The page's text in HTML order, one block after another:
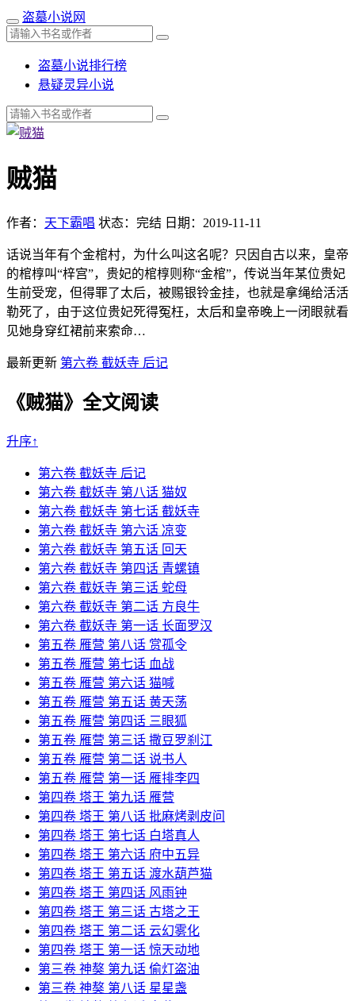
盗墓小说网
盗墓小说排行榜
悬疑灵异小说
贼猫
作者： 天下霸唱 状态：完结 日期：2019-11-11
话说当年有个金棺村，为什么叫这名呢？只因自古以来，皇帝
的棺椁叫“梓宫”，贵妃的棺椁则称“金棺”，传说当年某位贵妃
生前受宠，但得罪了太后，被赐银铃金挂，也就是拿绳给活活
勒死了，由于这位贵妃死得冤枉，太后和皇帝晚上一闭眼就看
见她身穿红裙前来索命…
最新更新 第六卷 截妖寺 后记
《贼猫》全文阅读
升序↑
第六卷 截妖寺 后记
第六卷 截妖寺 第八话 猫奴
第六卷 截妖寺 第七话 截妖寺
第六卷 截妖寺 第六话 凉变
第六卷 截妖寺 第五话 回天
第六卷 截妖寺 第四话 青螺镇
第六卷 截妖寺 第三话 蛇母
第六卷 截妖寺 第二话 方良牛
第六卷 截妖寺 第一话 长面罗汉
第五卷 雁营 第八话 赏孤令
第五卷 雁营 第七话 血战
第五卷 雁营 第六话 猫喊
第五卷 雁营 第五话 黄天荡
第五卷 雁营 第四话 三眼狐
第五卷 雁营 第三话 撒豆罗刹江
第五卷 雁营 第二话 说书人
第五卷 雁营 第一话 雁排李四
第四卷 塔王 第九话 雁营
第四卷 塔王 第八话 批麻烤剥皮问
第四卷 塔王 第七话 白塔真人
第四卷 塔王 第六话 府中五异
第四卷 塔王 第五话 渡水葫芦猫
第四卷 塔王 第四话 风雨钟
第四卷 塔王 第三话 古塔之王
第四卷 塔王 第二话 云幻雾化
第四卷 塔王 第一话 惊天动地
第三卷 神獒 第九话 偷灯盗油
第三卷 神獒 第八话 星星盏